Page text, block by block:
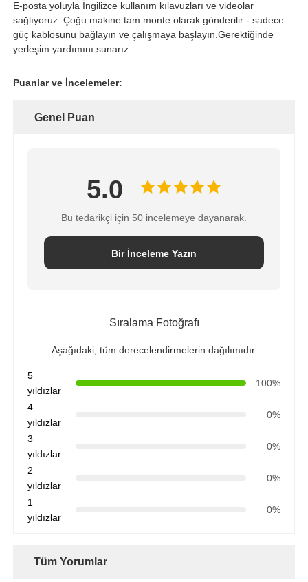
E-posta yoluyla İngilizce kullanım kılavuzları ve videolar
sağlıyoruz. Çoğu makine tam monte olarak gönderilir - sadece
güç kablosunu bağlayın ve çalışmaya başlayın.Gerektiğinde
yerleşim yardımını sunarız..
Puanlar ve İncelemeler:
Genel Puan
5.0
Bu tedarikçi için 50 incelemeye dayanarak.
Bir İnceleme Yazın
Sıralama Fotoğrafı
Aşağıdaki, tüm derecelendirmelerin dağılımıdır.
5
yıldızlar
100%
4
yıldızlar
0%
3
yıldızlar
0%
2
yıldızlar
0%
1
yıldızlar
0%
Tüm Yorumlar